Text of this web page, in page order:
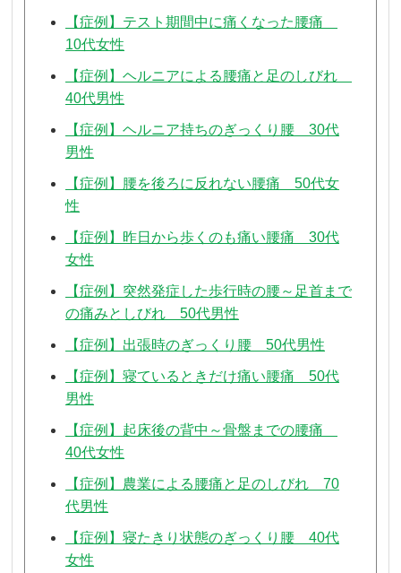
【症例】テスト期間中に痛くなった腰痛
10代女性
【症例】ヘルニアによる腰痛と足のしびれ
40代男性
【症例】ヘルニア持ちのぎっくり腰 30代
男性
【症例】腰を後ろに反れない腰痛 50代女
性
【症例】昨日から歩くのも痛い腰痛 30代
女性
【症例】突然発症した歩行時の腰～足首まで
の痛みとしびれ 50代男性
【症例】出張時のぎっくり腰 50代男性
【症例】寝ているときだけ痛い腰痛 50代
男性
【症例】起床後の背中～骨盤までの腰痛
40代女性
【症例】農業による腰痛と足のしびれ 70
代男性
【症例】寝たきり状態のぎっくり腰 40代
女性